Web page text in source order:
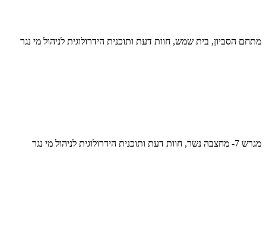
מתחם הסביון, בית שמש, חוות דעת ותוכנית הידרולוגית לניהול מי נגר
מגרש 7- מחצבה נשר, חוות דעת ותוכנית הידרולוגית לניהול מי נגר